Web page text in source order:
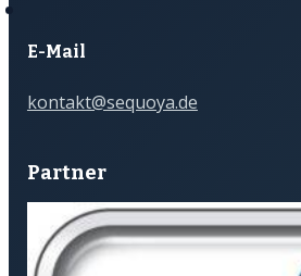
E-Mail
kontakt@sequoya.de
Partner